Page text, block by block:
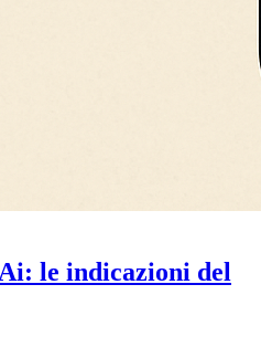
le indicazioni del